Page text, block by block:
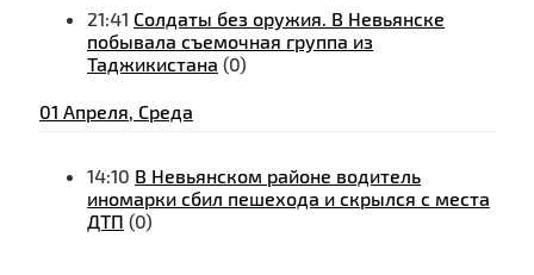
21:41 Солдаты без оружия. В Невьянске
побывала съемочная группа из
Таджикистана (0)
01 Апреля, Среда
14:10 В Невьянском районе водитель
иномарки сбил пешехода и скрылся с места
ДТП (0)